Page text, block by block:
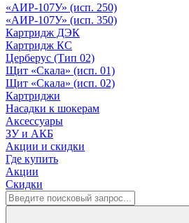
«АИР-107У» (исп. 250)
«АИР-107У» (исп. 350)
Картридж ДЭК
Картридж КС
Церберус (Тип 02)
Щит «Скала» (исп. 01)
Щит «Скала» (исп. 02)
Картриджи
Насадки к шокерам
Аксессуары
ЗУ и АКБ
Акции и скидки
Где купить
Акции
Скидки